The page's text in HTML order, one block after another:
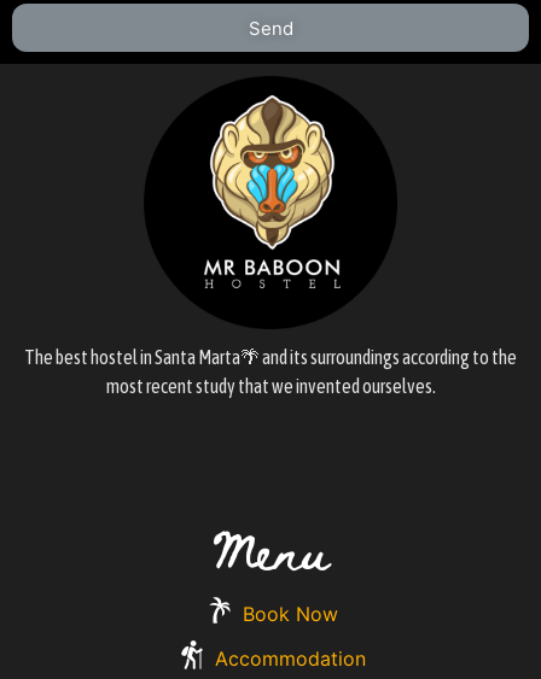
Send
The best hostel in Santa Marta🌴 and its surroundings according to the
most recent study that we invented ourselves.
Menu
Book Now
Accommodation